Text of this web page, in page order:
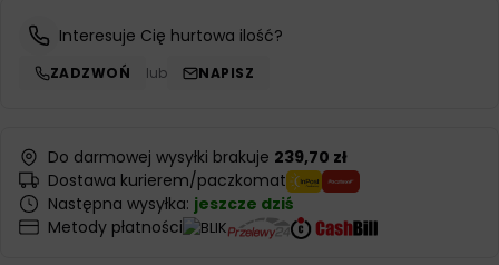
Interesuje Cię hurtowa ilość?
ZADZWOŃ lub NAPISZ
Do darmowej wysyłki brakuje 239,70 zł
Dostawa kurierem/paczkomat
Następna wysyłka: jeszcze dziś
Metody płatności